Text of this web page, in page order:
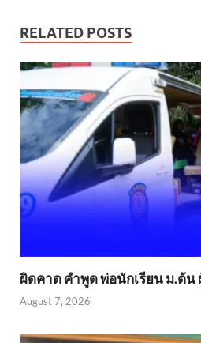
RELATED POSTS
ผิดคาด คำพูด พ่อนักเรียน ม.ต้น
August 7, 2026